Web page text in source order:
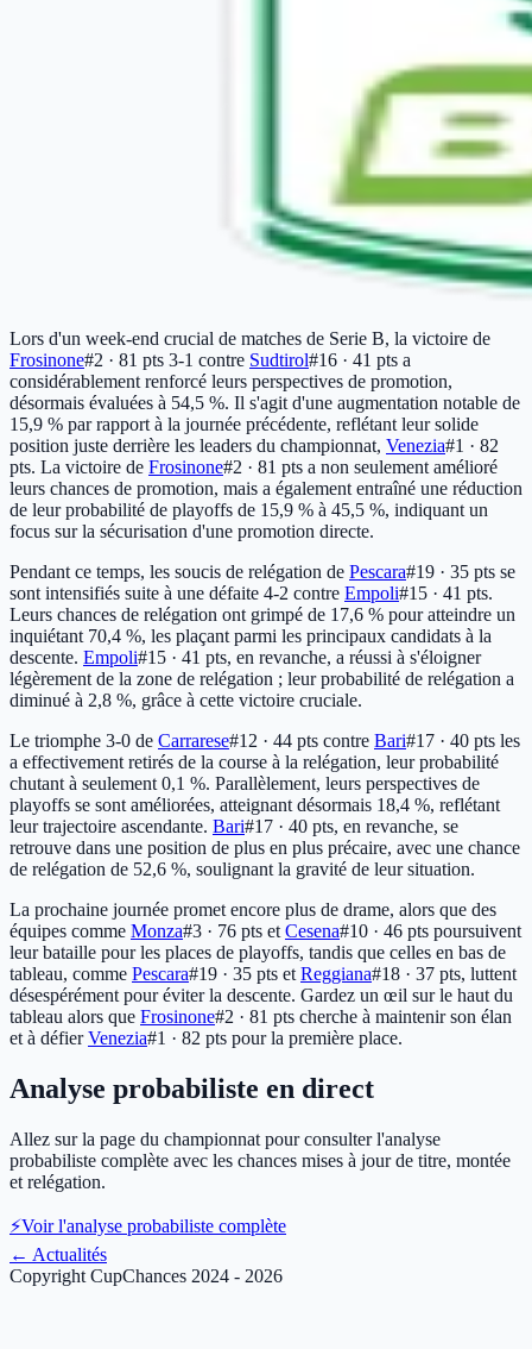
Lors d'un week-end crucial de matches de Serie B, la victoire de
Frosinone#2 · 81 pts 3-1 contre Sudtirol#16 · 41 pts a
considérablement renforcé leurs perspectives de promotion,
désormais évaluées à 54,5 %. Il s'agit d'une augmentation notable de
15,9 % par rapport à la journée précédente, reflétant leur solide
position juste derrière les leaders du championnat, Venezia#1 · 82
pts. La victoire de Frosinone#2 · 81 pts a non seulement amélioré
leurs chances de promotion, mais a également entraîné une réduction
de leur probabilité de playoffs de 15,9 % à 45,5 %, indiquant un
focus sur la sécurisation d'une promotion directe.
Pendant ce temps, les soucis de relégation de Pescara#19 · 35 pts se
sont intensifiés suite à une défaite 4-2 contre Empoli#15 · 41 pts.
Leurs chances de relégation ont grimpé de 17,6 % pour atteindre un
inquiétant 70,4 %, les plaçant parmi les principaux candidats à la
descente. Empoli#15 · 41 pts, en revanche, a réussi à s'éloigner
légèrement de la zone de relégation ; leur probabilité de relégation a
diminué à 2,8 %, grâce à cette victoire cruciale.
Le triomphe 3-0 de Carrarese#12 · 44 pts contre Bari#17 · 40 pts les
a effectivement retirés de la course à la relégation, leur probabilité
chutant à seulement 0,1 %. Parallèlement, leurs perspectives de
playoffs se sont améliorées, atteignant désormais 18,4 %, reflétant
leur trajectoire ascendante. Bari#17 · 40 pts, en revanche, se
retrouve dans une position de plus en plus précaire, avec une chance
de relégation de 52,6 %, soulignant la gravité de leur situation.
La prochaine journée promet encore plus de drame, alors que des
équipes comme Monza#3 · 76 pts et Cesena#10 · 46 pts poursuivent
leur bataille pour les places de playoffs, tandis que celles en bas de
tableau, comme Pescara#19 · 35 pts et Reggiana#18 · 37 pts, luttent
désespérément pour éviter la descente. Gardez un œil sur le haut du
tableau alors que Frosinone#2 · 81 pts cherche à maintenir son élan
et à défierVenezia#1 · 82 pts pour la première place.
Analyse probabiliste en direct
Allez sur la page du championnat pour consulter l'analyse
probabiliste complète avec les chances mises à jour de titre, montée
et relégation.
⚡Voir l'analyse probabiliste complète
← Actualités
Copyright CupChances 2024 - 2026